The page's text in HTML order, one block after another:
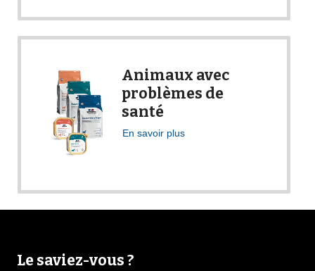
Animaux avec
problèmes de
santé
En savoir plus
Le saviez-vous ?